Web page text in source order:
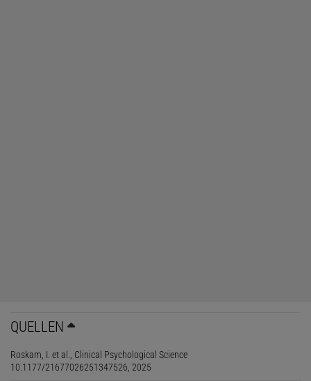
QUELLEN
Roskam, I. et al., Clinical Psychological Science
10.1177/21677026251347526, 2025